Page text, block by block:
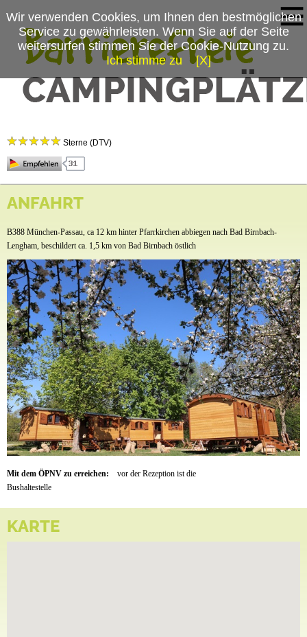
Campingplatzmenü
Anfahrt
News
Sterne (DTV)
Herzlich Willkommen auf dem Arterhof
Auf unserem familiengeführten Kur-Gutshof Camping Arterhof erleben Sie einmalige
Kultur.
Entdecken Sie den echten Charakter der Rottaler Lebensart.
Auf unserem altbairischen Gutshof verbinden sich moderner Komfort und die Rottaler
Tradition zu einem nostalgischen Urlaubserlebnis.
Bei uns genießen Sie rundum urige Einblicke und lustige Unterhaltung. Ein einzigartiges
Erlebnis erwartet Sie in unserem Wellnessbereich. Naturhallenbad incl. kostenloser
Wassergymnastik, ein Thermalaußenbecken mit orginal BAD BIRNBACHER
HEILWASSER, in dem Sie mit 34 °C ein optimales Wohlegefühl empfinden.
Das Herzstück des Arterhofes befindet sich in der Rezeption, dies ist Ihre 1. Anlaufstelle.
Familie Sigl sagt Ihnen ein herzliches "Grüß Gott"
Versuchen Sie's mal mit Gemütlichkeit - wir sind der Garant dafür!
ANFAHRT
B388 München-Passau, ca 12 km hinter Pfarrkirchen abbiegen nach Bad Birnbach-
Lengham, beschildert ca. 1,5 km von Bad Birnbach östlich
Mit dem ÖPNV zu erreichen:
vor der Rezeption ist die
Bushaltestelle
KARTE
Wir verwenden Cookies, um Ihnen den bestmöglichen
Service zu gewährleisten. Wenn Sie auf der Seite
weitersurfen stimmen Sie der Cookie-Nutzung zu.
Ich stimme zu
[X]